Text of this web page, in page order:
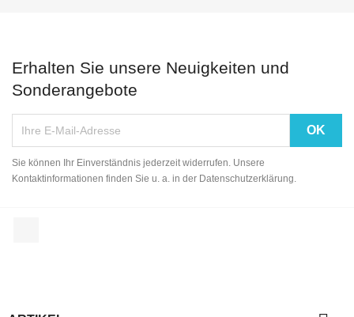
Erhalten Sie unsere Neuigkeiten und
Sonderangebote
Sie können Ihr Einverständnis jederzeit widerrufen. Unsere
Kontaktinformationen finden Sie u. a. in der Datenschutzerklärung.